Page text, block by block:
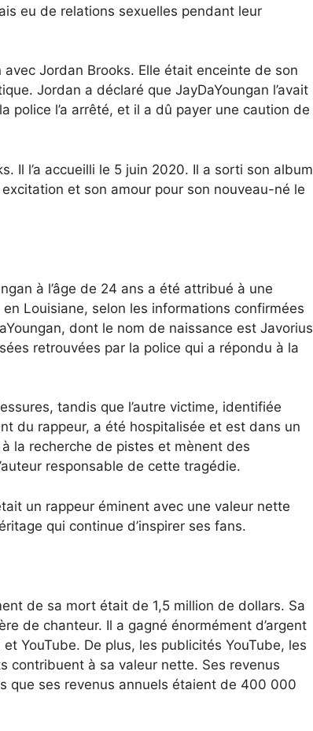
eu de relations sexuelles pendant leur
Jordan Brooks. Elle était enceinte de son
Jordan a déclaré que JayDaYoungan l’avait
police l’a arrêté, et il a dû payer une caution de
Il l’a accueilli le 5 juin 2020. Il a sorti son album
et son amour pour son nouveau-né le
à l’âge de 24 ans a été attribué à une
Louisiane, selon les informations confirmées
dont le nom de naissance est Javorius
retrouvées par la police qui a répondu à la
tandis que l’autre victime, identifiée
du rappeur, a été hospitalisée et est dans un
la recherche de pistes et mènent des
responsable de cette tragédie.
un rappeur éminent avec une valeur nette
qui continue d’inspirer ses fans.
de sa mort était de 1,5 million de dollars. Sa
de chanteur. Il a gagné énormément d’argent
YouTube. De plus, les publicités YouTube, les
contribuent à sa valeur nette. Ses revenus
que ses revenus annuels étaient de 400 000